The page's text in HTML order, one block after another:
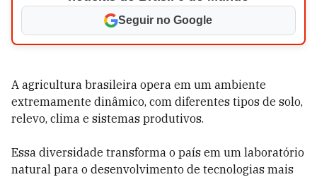
Seguir no Google
A agricultura brasileira opera em um ambiente
extremamente dinâmico, com diferentes tipos de solo,
relevo, clima e sistemas produtivos.
Essa diversidade transforma o país em um laboratório
natural para o desenvolvimento de tecnologias mais